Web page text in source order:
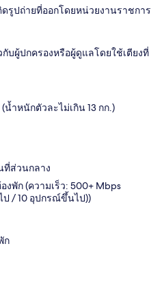
รูปถ่ายที่ออกโดยหน่วยงานราชการ
กับผู้ปกครองหรือผู้ดูแลโดยใช้เตียงที่
น้ำหนักตัวละไม่เกิน 13 กก.)
ที่ส่วนกลาง
งพัก (ความเร็ว: 500+ Mbps
ป / 10 อุปกรณ์ขึ้นไป))
ก